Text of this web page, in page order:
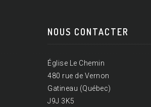
NOUS CONTACTER
Église Le Chemin
480 rue de Vernon
Gatineau (Québec)
J9J 3K5